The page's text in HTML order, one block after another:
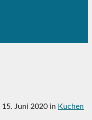
15. Juni 2020 in Kuchen